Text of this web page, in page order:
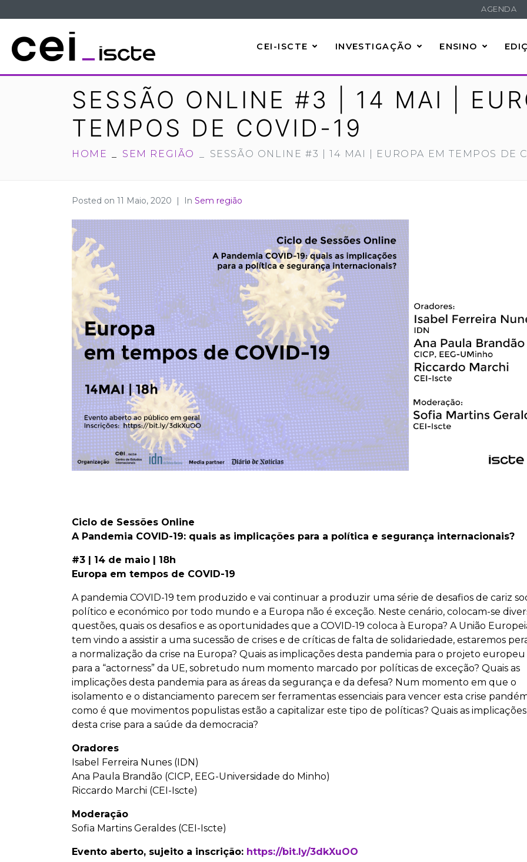
AGENDA
CEI-ISCTE INVESTIGAÇÃO ENSINO
SESSÃO ONLINE #3 | 14 MAI |
TEMPOS DE COVID-19
HOME SEM REGIÃO SESSÃO ONLINE #3 | 14 MAI | EUROPA EM TEMPOS DE
Posted on 11 Maio, 2020 In Sem região
Ciclo de Sessões Online
A Pandemia COVID-19: quais as implicações para a política e segurança internacionais?
#3 | 14 de maio | 18h
Europa em tempos de COVID-19
A pandemia COVID-19 tem produzido e vai continuar a produzir uma série de desafios de cariz
político e económico por todo mundo e a Europa não é exceção. Neste cenário, colocam-se
questões, quais os desafios e as oportunidades que a COVID-19 coloca à Europa? A União
tem vindo a assistir a uma sucessão de crises e de críticas de falta de solidariedade, estaremos
a normalização da crise na Europa? Quais as implicações desta pandemia para o projeto europeu
para a “actorness” da UE, sobretudo num momento marcado por políticas de exceção? Quais as
implicações desta pandemia para as áreas da segurança e da defesa? Num momento em que o
isolamento e o distanciamento parecem ser ferramentas essenciais para vencer esta crise
como é que movimentos populistas estão a capitalizar este tipo de políticas? Quais as implicações
desta crise para a saúde da democracia?
Oradores
Isabel Ferreira Nunes (IDN)
Ana Paula Brandão (CICP, EEG-Universidade do Minho)
Riccardo Marchi (CEI-Iscte)
Moderação
Sofia Martins Geraldes (CEI-Iscte)
Evento aberto, sujeito a inscrição: https://bit.ly/3dkXuOO